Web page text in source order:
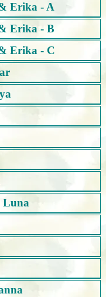
Erika - A
Erika - B
Erika - C
Luna